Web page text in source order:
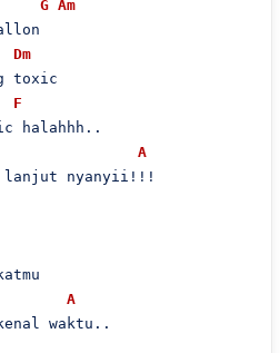
G Am
Dm
toxic
F
halahhh..
A
lanjut nyanyii!!!
A
waktu..